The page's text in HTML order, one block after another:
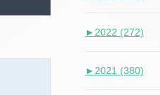
► 2022 (272)
► 2021 (380)